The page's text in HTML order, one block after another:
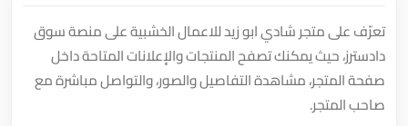
تعرّف على متجر شادي ابو زيد للاعمال الخشبية على منصة سوق
دادسترز، حيث يمكنك تصفح المنتجات والإعلانات المتاحة داخل
صفحة المتجر، مشاهدة التفاصيل والصور، والتواصل مباشرة مع
صاحب المتجر.